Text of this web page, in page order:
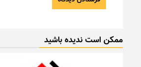
ممکن است ندیده باشید